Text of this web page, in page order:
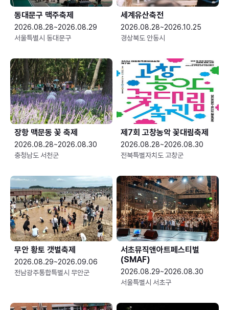
동대문구 맥주축제
2026.08.28~2026.08.29
서울특별시 동대문구
세계유산축전
2026.08.28~2026.10.25
경상북도 안동시
장항 맥문동 꽃 축제
2026.08.28~2026.08.30
충청남도 서천군
제7회 고창농악 꽃대림축제
2026.08.28~2026.08.30
전북특별자치도 고창군
무안 황토 갯벌축제
2026.08.29~2026.09.06
전남광주통합특별시 무안군
서초뮤직앤아트페스티벌
(SMAF)
2026.08.29~2026.08.30
서울특별시 서초구